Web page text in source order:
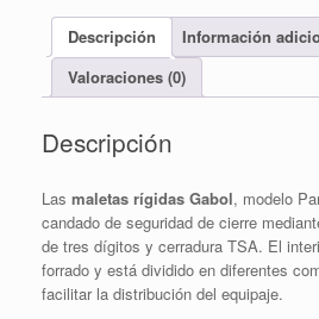
Descripción
Información
Valoraciones (0)
Descripción
Las maletas rígidas Gabol, modelo
candado de seguridad de cierre
de tres dígitos y cerradura TSA. El
forrado y está dividido en diferentes
facilitar la distribución del equipaje.